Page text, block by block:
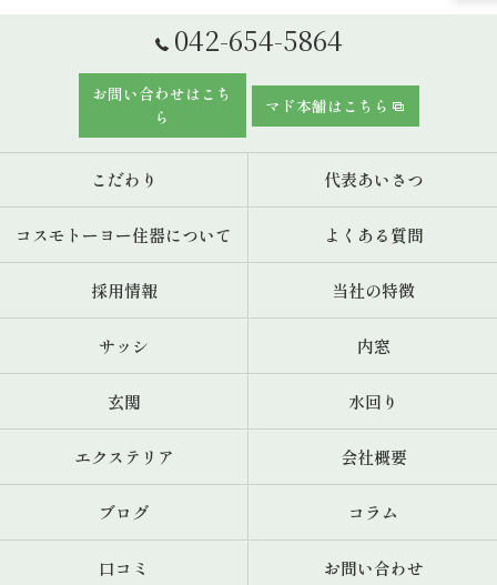
042-654-5864
お問い合わせはこち
ら
マド本舗はこちら
こだわり 代表あいさつ
コスモトーヨー住器について よくある質問
採用情報 当社の特徴
サッシ 内窓
玄関 水回り
エクステリア 会社概要
ブログ コラム
口コミ お問い合わせ